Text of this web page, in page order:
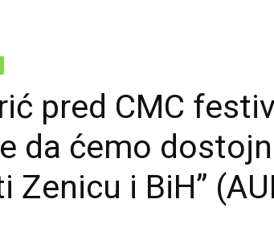
pred CMC
da ćemo
Zenicu i BiH”